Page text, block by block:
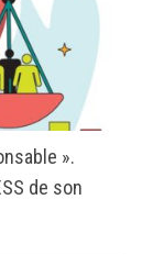
».
de son